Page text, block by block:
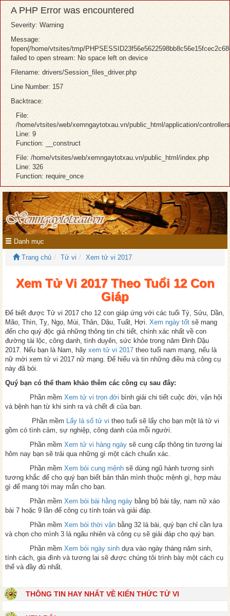
A PHP Error was encountered
Severity: Warning
Message:
fopen(/home/vtsites/tmp/
failed to open stream: No space left on device
Filename: drivers/Session_files_driver.php
Line Number: 157
Backtrace:
File:
/home/vtsites/web/xemngaytotxau.vn/public_html/application/
Line: 9
Function: __construct
File: /home/vtsites/web/xemngaytotxau.vn/public_html/index.php
Line: 326
Function: require_once
Danh mục
Trang chủ Tử vi Xem tử vi 2017
Xem Tử Vi 2017 Theo Tuổi 12 Con
Giáp
Để biết được Tử vi 2017 cho 12 con giáp ứng với các tuổi Tý, Sửu, Dần,
Mão, Thìn, Tỵ, Ngọ, Mùi, Thân, Dậu, Tuất, Hợi. Xem ngày tốt sẽ mang
đến cho quý độc giả những thông tin chi tiết, chính xác nhất về con
đường tài lộc, công danh, tình duyên, sức khỏe trong năm Đinh Dậu
2017. Nếu bạn là Nam, hãy xem tử vi 2017 theo tuổi nam mạng, nếu là
nữ mời xem tử vi 2017 nữ mạng. Để hiểu và tin những điều mà công cụ
này đã bói.
Quý bạn có thể tham khảo thêm các công cụ sau đây:
Phần mềm Xem tử vi trọn đời bình giải chi tiết cuộc đời, vận hội
và bệnh hạn từ khi sinh ra và chết đi của bạn.
Phần mềm Lấy lá số tử vi theo tuổi sẽ lấy cho bạn một lá tử vi
gồm có tình cảm, sự nghiệp, công danh của mỗi người.
Phần mềm Xem tử vi hàng ngày sẽ cung cấp thông tin tương lai
hôm nay bạn sẽ trải qua những gì một cách chuẩn xác.
Phần mềm Xem bói cung mệnh sẽ dùng ngũ hành tương sinh
tương khắc để cho quý bạn biết bản thân mình thuộc mệnh gì, hợp màu
gì để mang tới may mắn cho bạn.
Phần mềm Xem bói bài hằng ngày bằng bộ bài tây, nam nữ xáo
bài 7 hoặc 9 lần để công cụ tính toán và giải đáp.
Phần mềm Xem bói thời vận bằng 32 lá bài, quý bạn chỉ cần lựa
và chọn cho mình 3 lá ngãu nhiên và công cụ sẽ giải đáp cho quý bạn.
Phần mềm Xem bói ngày sinh dựa vào ngày tháng năm sinh,
tính cách, gia đình và tương lai sẽ được chúng tôi trình bày một cách cụ
thể và đầy đủ nhất.
THÔNG TIN HAY NHẤT VỀ KIẾN THỨC TỬ VI